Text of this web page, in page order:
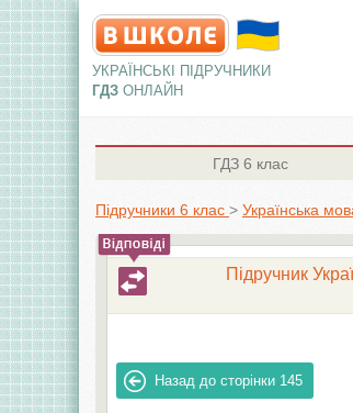
УКРАЇНСЬКІ ПІДРУЧНИКИ
ГДЗ ОНЛАЙН
ГДЗ 6 клас
Підручники 6 клас > Українська
Підручник
Назад до сторінки 145